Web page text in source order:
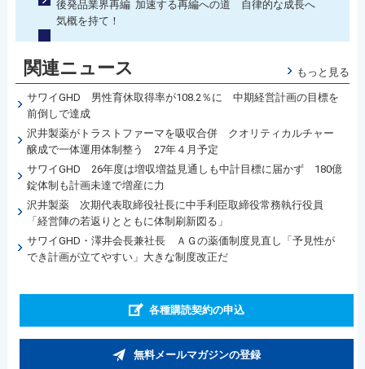
後発品業界再編 加速する再編への道 自律的な成長へ
気概を持て！
関連ニュース もっと見る
サワイGHD 男性育休取得率が108.2％に 中期経営計画の目標を
前倒しで達成
沢井製薬がトラストファーマを吸収合併 クオリティカルチャー
醸成で一体運用体制整う 27年４月予定
サワイGHD 26年度は増収増益見通しも中計目標に届かず 180億
錠体制も計画未達で増産に力
沢井製薬 次期代表取締役社長に中手利臣取締役常務執行役員
「経営陣の若返りとともに体制刷新図る」
サワイGHD・澤井会長兼社長 ＡＧの薬価制度見直し「予見性が
でき計画が立てやすい」大きな制度改正だ
各種購読契約の申込
無料メールマガジンの登録